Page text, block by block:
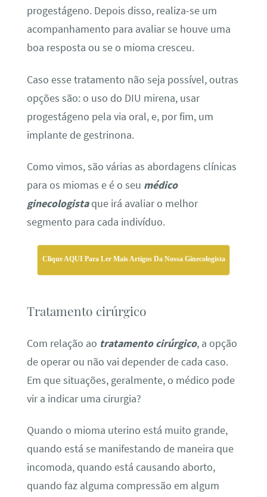
progestágeno. Depois disso, realiza-se um
acompanhamento para avaliar se houve uma
boa resposta ou se o mioma cresceu.
Caso esse tratamento não seja possível, outras
opções são: o uso do DIU mirena, usar
progestágeno pela via oral, e, por fim, um
implante de gestrinona.
Como vimos, são várias as abordagens clínicas
para os miomas e é o seu médico
ginecologistaque irá avaliar o melhor
segmento para cada indivíduo.
Clique AQUI Para Ler Mais Artigos Da Nossa Ginecologista
Tratamento cirúrgico
Com relação ao tratamento cirúrgico, a opção
de operar ou não vai depender de cada caso.
Em que situações, geralmente, o médico pode
vir a indicar uma cirurgia?
Quando o mioma uterino está muito grande,
quando está se manifestando de maneira que
incomoda, quando está causando aborto,
quando faz alguma compressão em algum